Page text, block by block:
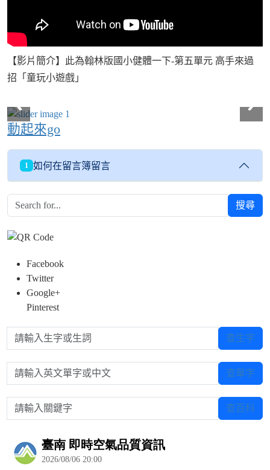
【影片簡介】此為翰林版國小健體一下-第五單元 高手來過
招「童玩小遊戲」
動起來go
1 如何在留言簿留言
搜尋
Facebook
Twitter
Google+
Pinterest
請輸入生字或生詞 查生字
請輸入英文單字或中文 查單字
請輸入關鍵字 查百科